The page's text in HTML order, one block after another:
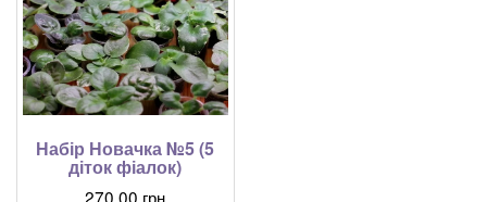
Набір Новачка №5 (5
діток фіалок)
270.00 грн